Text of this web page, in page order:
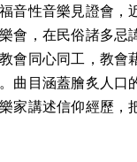
音性音樂見證會，
會，在民俗諸多忌
會同心同工，教會
曲目涵蓋膾炙人口
家講述信仰經歷，